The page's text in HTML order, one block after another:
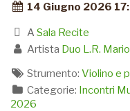
14 Giugno 2026
A Sala Recite
Artista Duo L.R.
Strumento: Violino e
Categorie: Incontri
2026